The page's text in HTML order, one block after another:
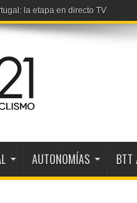
internacionales agosto 2026
AUTONOMÍAS BTT